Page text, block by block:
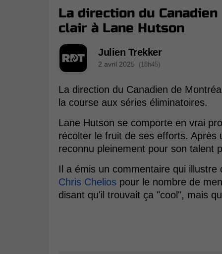
La direction du
clair à Lane Hutson
Julien Trekker
2 avril 2025 (18h45)
La direction du Canadien de
la course aux séries éliminatoires.
Lane Hutson se comporte en vrai
récolter le fruit de ses efforts. Après
reconnu pleinement pour son talent
Il a émis un commentaire qui
Chris Chelios pour le nombre de
disant qu'il trouvait ça "cool", mais